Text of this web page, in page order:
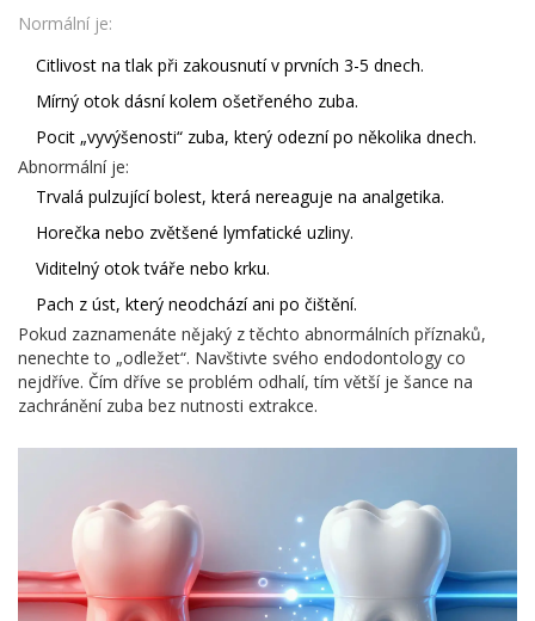
Normální je:
Citlivost na tlak při zakousnutí v prvních 3-5 dnech.
Mírný otok dásní kolem ošetřeného zuba.
Pocit „vyvýšenosti“ zuba, který odezní po několika dnech.
Abnormální je:
Trvalá pulzující bolest, která nereaguje na analgetika.
Horečka nebo zvětšené lymfatické uzliny.
Viditelný otok tváře nebo krku.
Pach z úst, který neodchází ani po čištění.
Pokud zaznamenáte nějaký z těchto abnormálních příznaků,
nenechte to „odležet“. Navštivte svého endodontology co
nejdříve. Čím dříve se problém odhalí, tím větší je šance na
zachránění zuba bez nutnosti extrakce.